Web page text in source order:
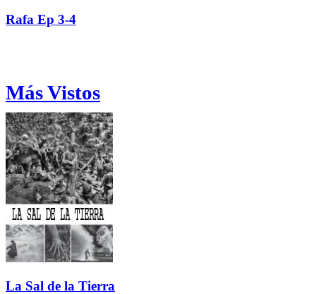
Rafa Ep 3-4
Más Vistos
La Sal de la Tierra